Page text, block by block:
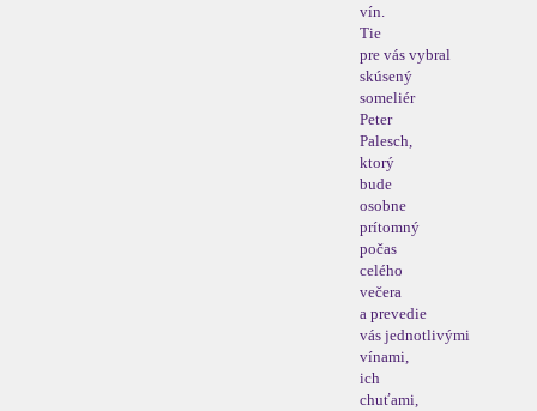
vín.
Tie
pre vás vybral
skúsený
someliér
Peter
Palesch,
ktorý
bude
osobne
prítomný
počas
celého
večera
a prevedie
vás jednotlivými
vínami,
ich
chuťami,